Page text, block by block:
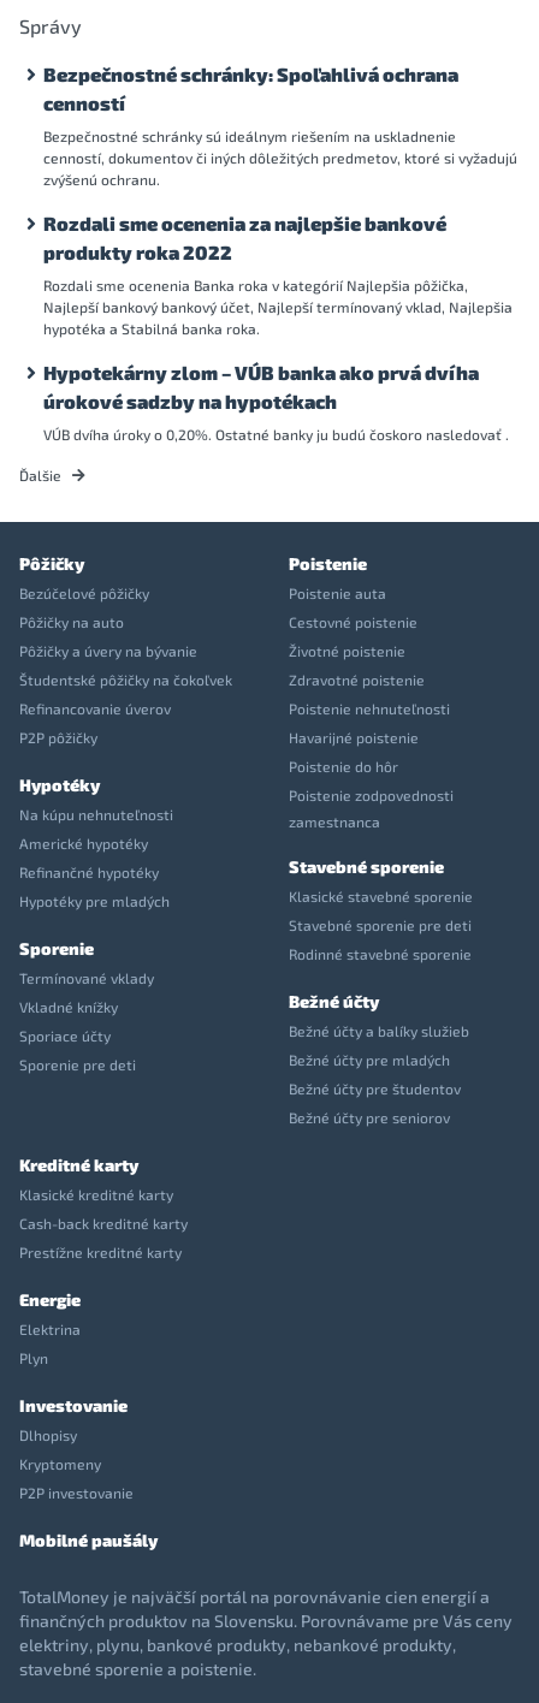
Správy
Bezpečnostné schránky: Spoľahlivá ochrana
cenností
Bezpečnostné schránky sú ideálnym riešením na uskladnenie
cenností, dokumentov či iných dôležitých predmetov, ktoré si vyžadujú
zvýšenú ochranu.
Rozdali sme ocenenia za najlepšie bankové
produkty roka 2022
Rozdali sme ocenenia Banka roka v kategórií Najlepšia pôžička,
Najlepší bankový bankový účet, Najlepší termínovaný vklad, Najlepšia
hypotéka a Stabilná banka roka.
Hypotekárny zlom – VÚB banka ako prvá dvíha
úrokové sadzby na hypotékach
VÚB dvíha úroky o 0,20%. Ostatné banky ju budú čoskoro nasledovať .
Ďalšie
Pôžičky
Bezúčelové pôžičky
Pôžičky na auto
Pôžičky a úvery na bývanie
Študentské pôžičky na čokoľvek
Refinancovanie úverov
P2P pôžičky
Hypotéky
Na kúpu nehnuteľnosti
Americké hypotéky
Refinančné hypotéky
Hypotéky pre mladých
Sporenie
Termínované vklady
Vkladné knížky
Sporiace účty
Sporenie pre deti
Poistenie
Poistenie auta
Cestovné poistenie
Životné poistenie
Zdravotné poistenie
Poistenie nehnuteľnosti
Havarijné poistenie
Poistenie do hôr
Poistenie zodpovednosti
zamestnanca
Stavebné sporenie
Klasické stavebné sporenie
Stavebné sporenie pre deti
Rodinné stavebné sporenie
Bežné účty
Bežné účty a balíky služieb
Bežné účty pre mladých
Bežné účty pre študentov
Bežné účty pre seniorov
Kreditné karty
Klasické kreditné karty
Cash-back kreditné karty
Prestížne kreditné karty
Energie
Elektrina
Plyn
Investovanie
Dlhopisy
Kryptomeny
P2P investovanie
Mobilné paušály
TotalMoney je najväčší portál na porovnávanie cien energií a
finančných produktov na Slovensku. Porovnávame pre Vás ceny
elektriny, plynu, bankové produkty, nebankové produkty,
stavebné sporenie a poistenie.